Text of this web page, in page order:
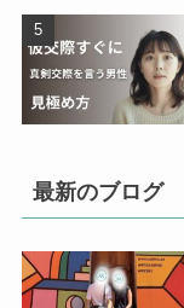
最新のブログ